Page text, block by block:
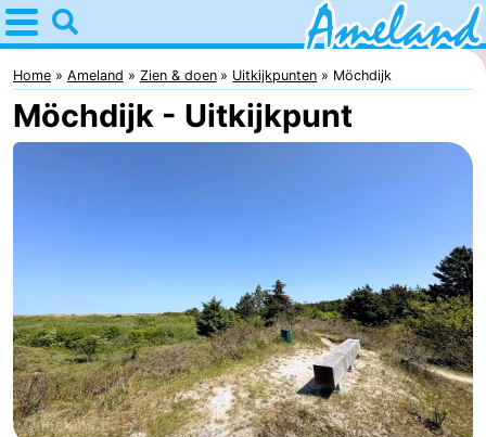
Home
Ameland
Tips
Overnachten
Appartementen
-
Home Ameland Zien & doen Uitkijkpunten Möchdijk
Möchdijk - Uitkijkpunt